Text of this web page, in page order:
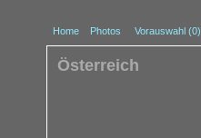
Home Photos Vorauswahl (0)
Österreich